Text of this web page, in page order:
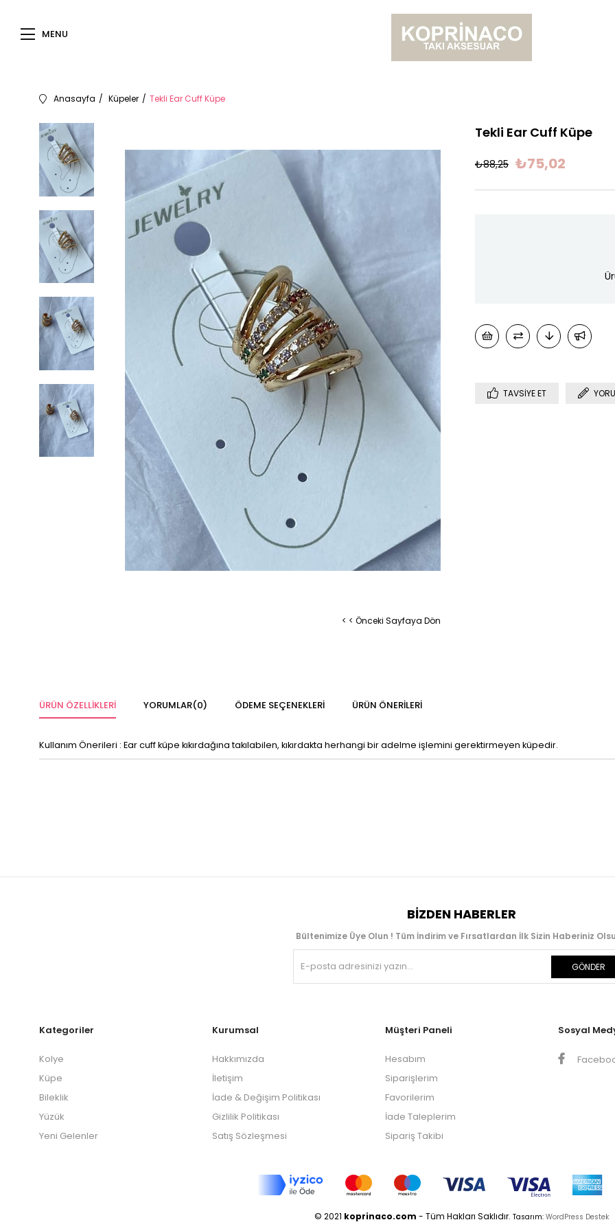
MENU
Anasayfa Küpeler Tekli Ear Cuff Küpe
< < Önceki Sayfaya Dön
Tekli Ear Cuff Küpe
₺88,25 ₺75,02
TAVSIYE ET
ÜRÜN ÖZELLIKLERI YORUMLAR(0) ÖDEME SEÇENEKLERI ÜRÜN ÖNERILERI
Kullanım Önerileri : Ear cuff küpe kıkırdağına takılabilen, kıkırdakta herhangi bir adelme işlemini gerektirmeyen küpedir.
BIZDEN HABERLER
Bültenimize Üye Olun ! Tüm İndirim ve Fırsatlardan İlk Sizin Haberiniz
GÖNDER
Kategoriler
Kolye
Küpe
Bileklik
Yüzük
Yeni Gelenler
Kurumsal
Hakkımızda
İletişim
İade & Değişim Politikası
Gizlilik Politikası
Satış Sözleşmesi
Müşteri Paneli
Hesabım
Siparişlerim
Favorilerim
İade Taleplerim
Sipariş Takibi
Sosyal
© 2021 koprinaco.com - Tüm Hakları Saklıdır. Tasarım: WordPress Destek